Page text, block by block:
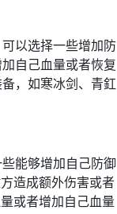
以选择一些增加防
自己血量或者恢复
，如寒冰剑、青釭
能够增加自己防御
造成额外伤害或者
或者增加自己血量